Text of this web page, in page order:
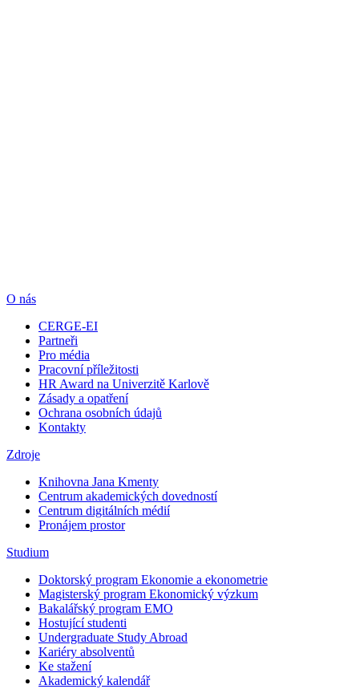
O nás
CERGE-EI
Partneři
Pro média
Pracovní příležitosti
HR Award na Univerzitě Karlově
Zásady a opatření
Ochrana osobních údajů
Kontakty
Zdroje
Knihovna Jana Kmenty
Centrum akademických dovedností
Centrum digitálních médií
Pronájem prostor
Studium
Doktorský program Ekonomie a ekonometrie
Magisterský program Ekonomický výzkum
Bakalářský program EMO
Hostující studenti
Undergraduate Study Abroad
Kariéry absolventů
Ke stažení
Akademický kalendář